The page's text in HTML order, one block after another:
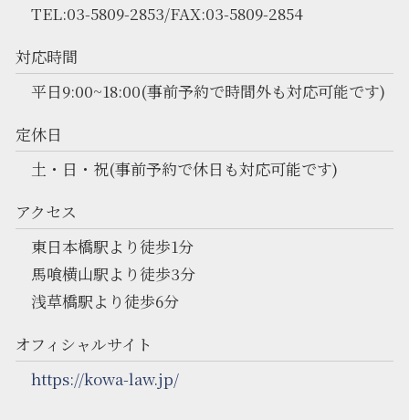
TEL:03-5809-2853/FAX:03-5809-2854
対応時間
平日9:00~18:00(事前予約で時間外も対応可能です)
定休日
土・日・祝(事前予約で休日も対応可能です)
アクセス
東日本橋駅より徒歩1分
馬喰横山駅より徒歩3分
浅草橋駅より徒歩6分
オフィシャルサイト
https://kowa-law.jp/